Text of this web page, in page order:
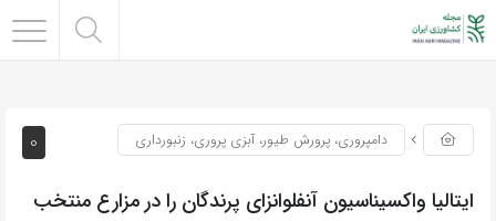
0 دامپروری، پرورش طیور، آبزی پروری، زنبورداری
ایتالیا واکسیناسیون آنفلوانزای پرندگان را در مزارع منتخب